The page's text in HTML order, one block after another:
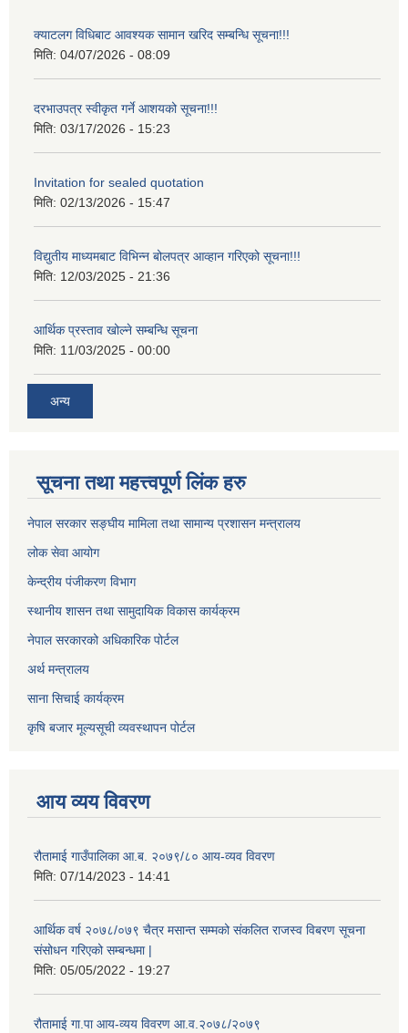
क्याटलग विधिबाट आवश्यक सामान खरिद सम्बन्धि सूचना!!!
मिति: 04/07/2026 - 08:09
दरभाउपत्र स्वीकृत गर्ने आशयको सूचना!!!
मिति: 03/17/2026 - 15:23
Invitation for sealed quotation
मिति: 02/13/2026 - 15:47
विद्युतीय माध्यमबाट विभिन्न बोलपत्र आव्हान गरिएको सूचना!!!
मिति: 12/03/2025 - 21:36
आर्थिक प्रस्ताव खोल्ने सम्बन्धि सूचना
मिति: 11/03/2025 - 00:00
अन्य
सूचना तथा महत्त्वपूर्ण लिंक हरु
नेपाल सरकार सङ्घीय मामिला तथा सामान्य प्रशासन मन्त्रालय
लोक सेवा आयोग
केन्द्रीय पंजीकरण विभाग
स्थानीय शासन तथा सामुदायिक विकास कार्यक्रम
नेपाल सरकारको अधिकारिक पोर्टल
अर्थ मन्त्रालय
साना सिचाई कार्यक्रम
कृषि बजार मूल्यसूची व्यवस्थापन पोर्टल
आय व्यय विवरण
रौतामाई गाउँपालिका आ.ब. २०७९/८० आय-व्यव विवरण
मिति: 07/14/2023 - 14:41
आर्थिक वर्ष २०७८/०७९ चैत्र मसान्त सम्मको संकलित राजस्व विबरण सूचना
संसोधन गरिएको सम्बन्धमा |
मिति: 05/05/2022 - 19:27
रौतामाई गा.पा आय-व्यय विवरण आ.व.२०७८/२०७९